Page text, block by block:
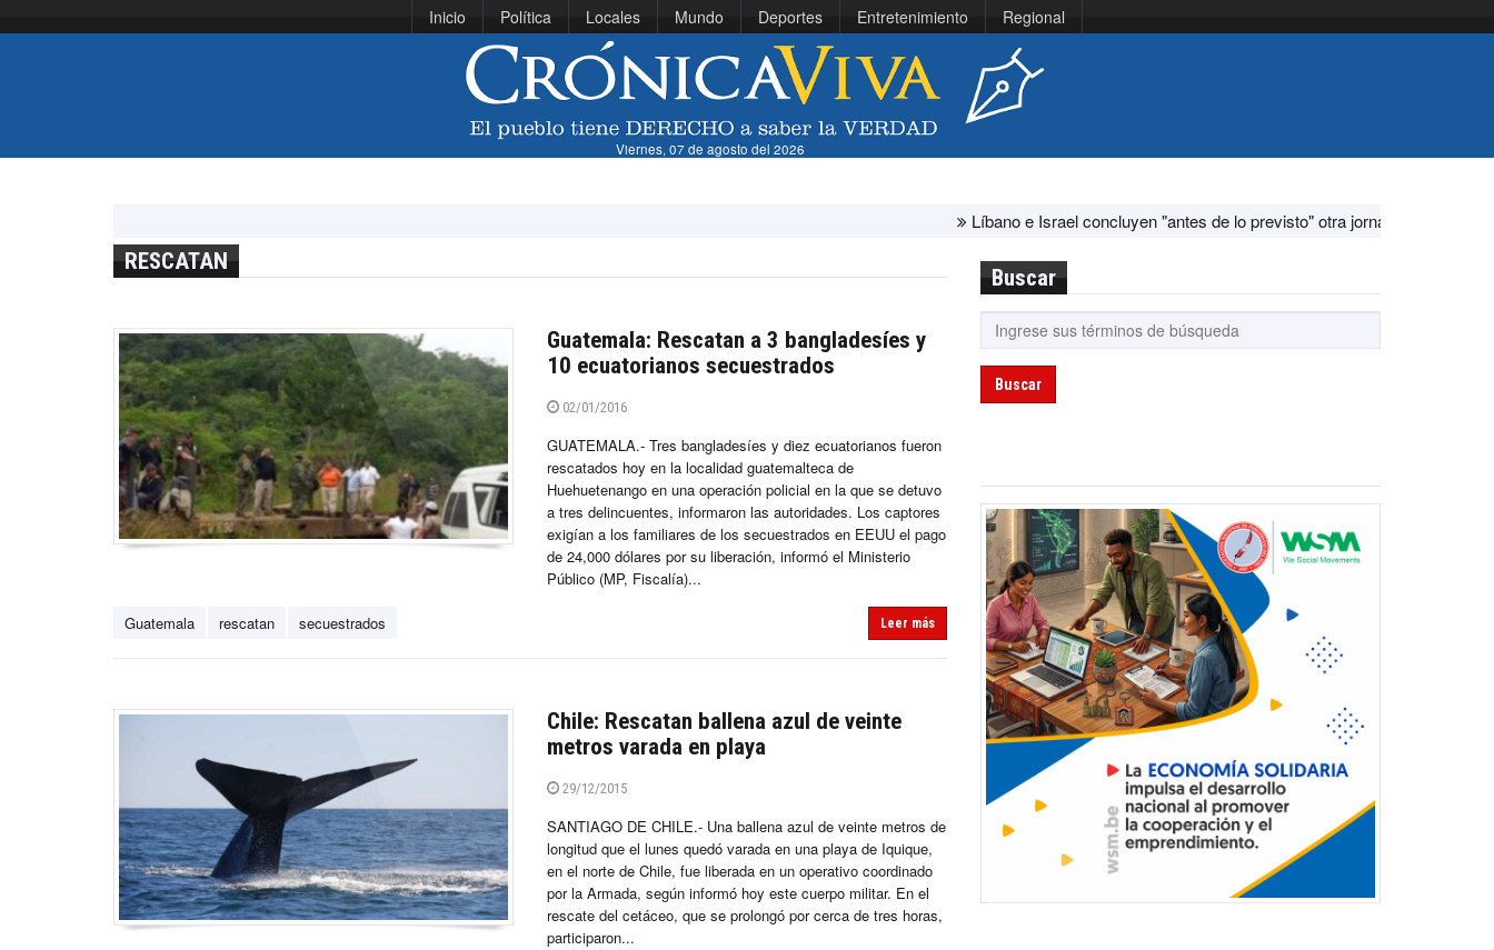
Inicio Política Locales Mundo Deportes Entretenimiento Regional
Viernes, 07 de agosto del 2026
Líbano e Israel concluyen "antes de lo previsto" otra jornada de diálogo por
RESCATAN
Guatemala: Rescatan a 3 bangladesíes y
10 ecuatorianos secuestrados
02/01/2016
GUATEMALA.- Tres bangladesíes y diez ecuatorianos fueron
rescatados hoy en la localidad guatemalteca de
Huehuetenango en una operación policial en la que se detuvo
a tres delincuentes, informaron las autoridades. Los captores
exigían a los familiares de los secuestrados en EEUU el pago
de 24,000 dólares por su liberación, informó el Ministerio
Público (MP, Fiscalía)...
Guatemala rescatan secuestrados Leer más
Chile: Rescatan ballena azul de veinte
metros varada en playa
29/12/2015
SANTIAGO DE CHILE.- Una ballena azul de veinte metros de
longitud que el lunes quedó varada en una playa de Iquique,
en el norte de Chile, fue liberada en un operativo coordinado
por la Armada, según informó hoy este cuerpo militar. En el
rescate del cetáceo, que se prolongó por cerca de tres horas,
participaron...
Buscar
Buscar